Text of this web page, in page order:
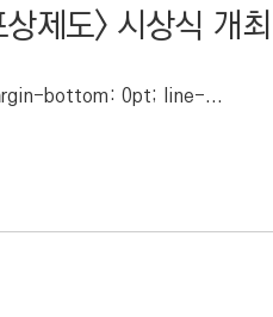
제도> 시상식 개최
bottom: 0pt; line-...